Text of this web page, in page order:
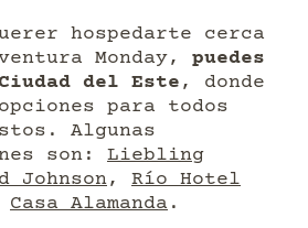
hospedarte cerca
Monday, puedes
del Este , donde
para todos
Algunas
son: Liebling
Johnson, Río Hotel
Casa Alamanda .